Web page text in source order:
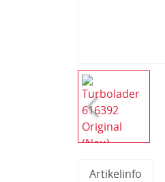
Artikelinfo